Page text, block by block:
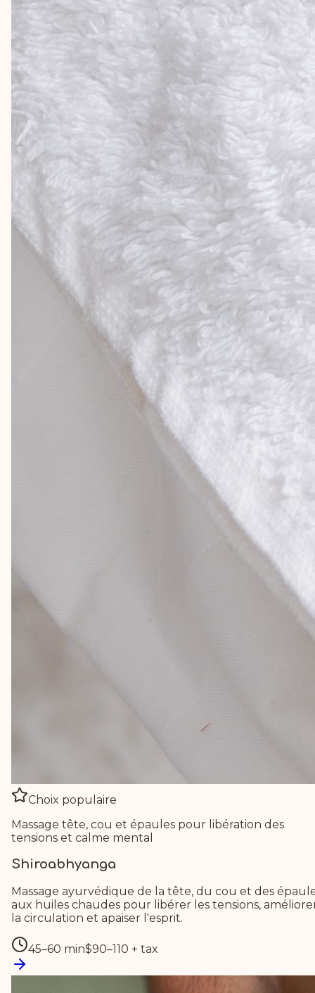
Choix populaire
Massage tête, cou et épaules pour libération des
tensions et calme mental
Shiroabhyanga
Massage ayurvédique de la tête, du cou et des
aux huiles chaudes pour libérer les tensions,
la circulation et apaiser l'esprit.
45–60 min$90–110 + tax